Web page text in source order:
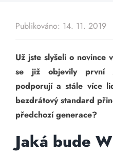
Publikováno: 14. 11. 2019
Už jste slyšeli o
se již objevily první
podporují a stále více
bezdrátový standard
předchozí generace?
Jaká bude